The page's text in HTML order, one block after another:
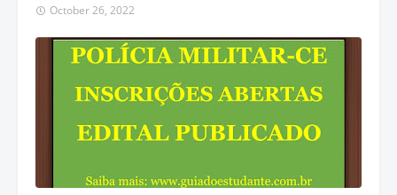
October 26, 2022